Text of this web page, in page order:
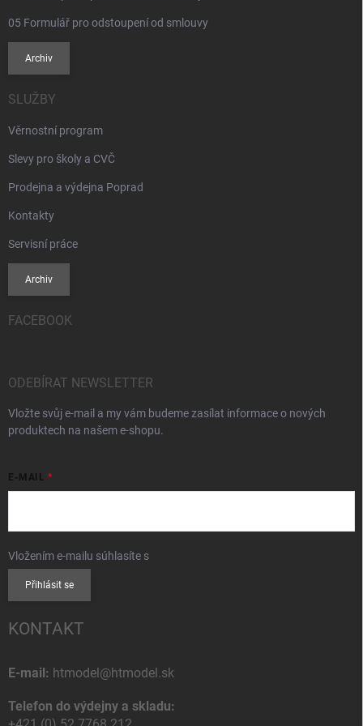
05 Formulář pro odstoupení od smlouvy
Archiv
SLUŽBY
Věrnostní program
Slevy pro školy a CVČ
Prodejna a výdejna Poprad
Kontakty
Servisní práce
Archiv
FACEBOOK
ODEBÍRAT NEWSLETTER
Vložte svůj e-mail a my vám budeme zasílat informace o nových
produktech na našem e-shopu.
E-MAIL
Vložením e-mailu súhlasíte s
Přihlásit se
KONTAKT
E-mail: htmodel@htmodel.sk
Telefon do výdejny a skladu: